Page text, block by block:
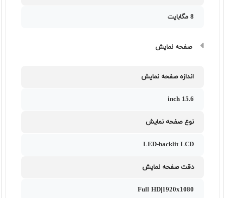
8 مگابایت
صفحه نمایش
اندازه صفحه نمایش
15.6 inch
نوع صفحه نمایش
LED-backlit LCD
دقت صفحه نمایش
Full HD|1920x1080